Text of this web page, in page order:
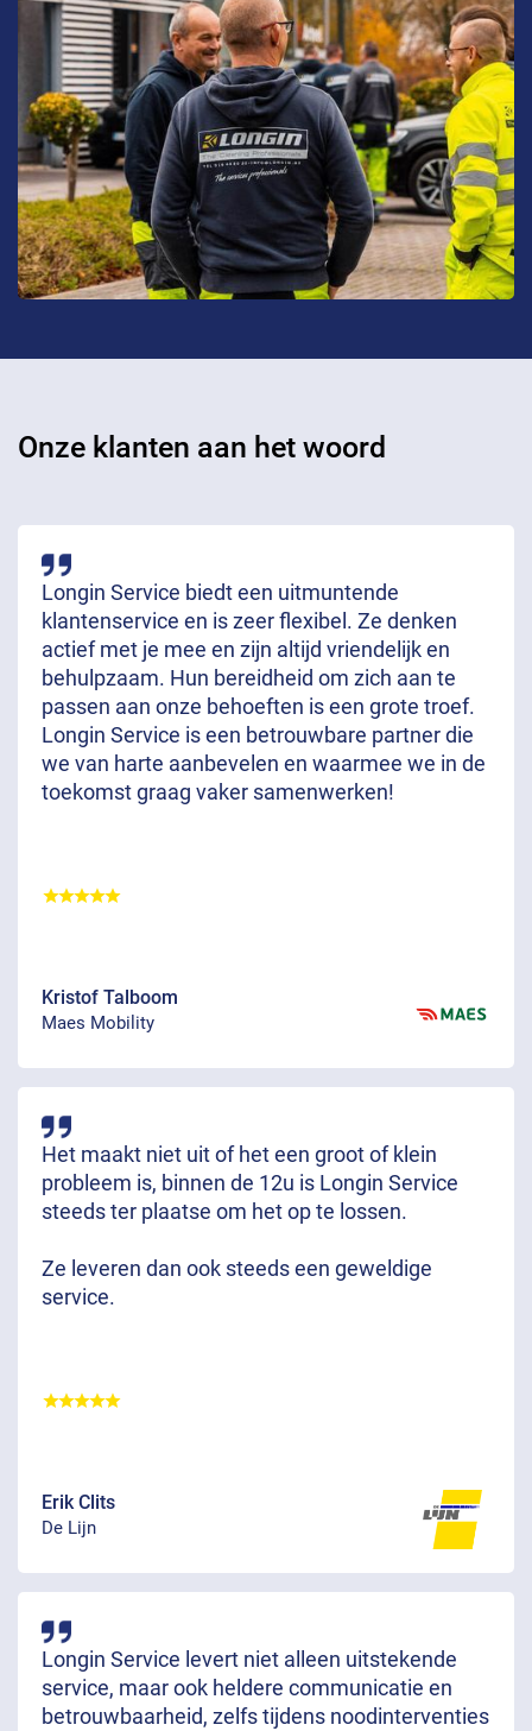
Onze klanten aan het woord
Longin Service biedt een uitmuntende
klantenservice en is zeer flexibel. Ze denken
actief met je mee en zijn altijd vriendelijk en
behulpzaam. Hun bereidheid om zich aan te
passen aan onze behoeften is een grote troef.
Longin Service is een betrouwbare partner die
we van harte aanbevelen en waarmee we in de
toekomst graag vaker samenwerken!
Kristof Talboom
Maes Mobility
Het maakt niet uit of het een groot of klein
probleem is, binnen de 12u is Longin Service
steeds ter plaatse om het op te lossen.
Ze leveren dan ook steeds een geweldige
service.
Erik Clits
De Lijn
Longin Service levert niet alleen uitstekende
service, maar ook heldere communicatie en
betrouwbaarheid, zelfs tijdens noodinterventies